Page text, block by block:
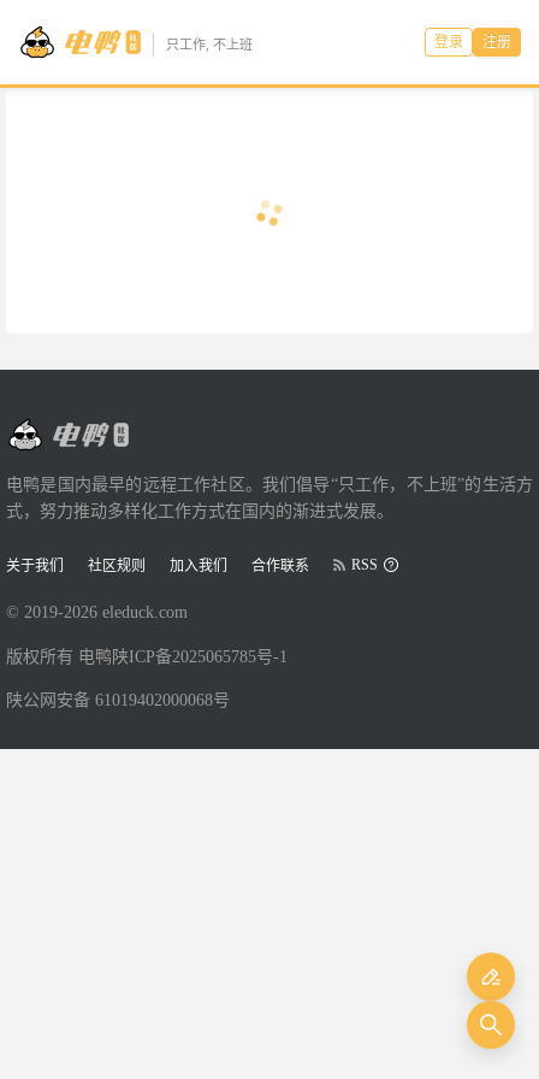
只工作, 不上班 登录 注册
电鸭是国内最早的远程工作社区。我们倡导“只工作，不上班”的生活方
式，努力推动多样化工作方式在国内的渐进式发展。
关于我们 社区规则 加入我们 合作联系 RSS
© 2019-2026 eleduck.com
版权所有 电鸭 陕ICP备2025065785号-1
陕公网安备 61019402000068号